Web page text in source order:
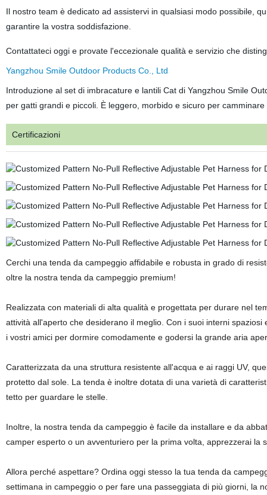
Il nostro team è dedicato ad assistervi in qualsiasi modo possibile,
garantire la vostra soddisfazione.
Contattateci oggi e provate l'eccezionale qualità e servizio che
Yangzhou Smile Outdoor Products Co., Ltd
Introduzione al set di imbracature e lantili Cat di Yangzhou Smile
per gatti grandi e piccoli. È leggero, morbido e sicuro per
Certificazioni
Cerchi una tenda da campeggio affidabile e robusta in grado di
oltre la nostra tenda da campeggio premium!
Realizzata con materiali di alta qualità e progettata per durare nel
attività all'aperto che desiderano il meglio. Con i suoi interni
i vostri amici per dormire comodamente e godersi la grande aria
Caratterizzata da una struttura resistente all'acqua e ai raggi UV,
protetto dal sole. La tenda è inoltre dotata di una varietà di
tetto per guardare le stelle.
Inoltre, la nostra tenda da campeggio è facile da installare e da
camper esperto o un avventuriero per la prima volta, apprezzerai la
Allora perché aspettare? Ordina oggi stesso la tua tenda da
settimana in campeggio o per fare una passeggiata di più giorni, la